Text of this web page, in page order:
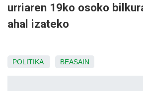
urriaren 19ko osoko
ahal izateko
POLITIKA BEASAIN